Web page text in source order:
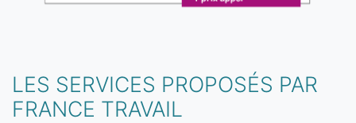
LES SERVICES PROPOSÉS PAR
FRANCE TRAVAIL